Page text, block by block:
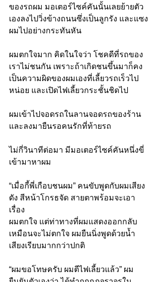
ของรถผม มอเตอร์ไซค์คันนั้นเลยย้ายตัว
เองลงไปวิ่งข้างถนนซึ่งเป็นลูกรัง และแซง
ผมไปอย่างกระทันหัน
ผมตกใจมาก คิดในใจว่า โชคดีที่รถของ
เราไม่ชนกัน เพราะถ้าเกิดชนขึ้นมาก็คง
เป็นความผิดของผมเองที่เลี้ยวรถเร็วไป
หน่อย และเปิดไฟเลี้ยวกระชั้นชิดไป
ผมเข้าไปจอดรถในลานจอดรถของร้าน
และลงมายืนรอคนรักที่ท้ายรถ
ไม่กี่วินาทีต่อมา มีมอเตอร์ไซค์คันหนึ่งขี่
เข้ามาหาผม
“เมื่อกี้พี่เกือบชนผม” คนขับพูดกับผมเสียง
ดัง สีหน้าโกรธจัด สายตาพร้อมจะเอา
เรื่อง
ผมตกใจ แต่ท่าทางที่ผมแสดงออกกลับ
เหมือนจะไม่ตกใจ ผมยืนนิ่งพูดด้วยน้ำ
เสียงเรียบมากกว่าปกติ
“ผมขอโทษครับ ผมตีไฟเลี้ยวแล้ว” ผม